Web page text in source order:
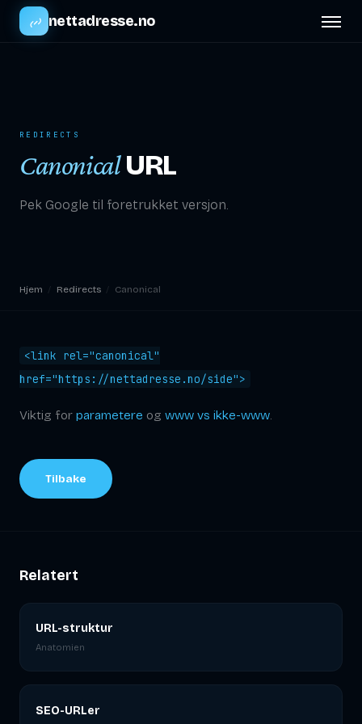
nettadresse.no
REDIRECTS
CanonicalURL
Pek Google til foretrukket versjon.
Hjem Redirects Canonical
<link rel="canonical"
href="https://nettadresse.no/side">
Viktig for parametere og www vs ikke-www.
Tilbake
Relatert
URL-struktur
Anatomien
SEO-URLer